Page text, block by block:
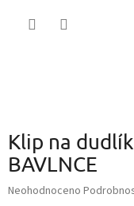
Klip na
BAVLNCE
Průměrné
Neohodnoceno